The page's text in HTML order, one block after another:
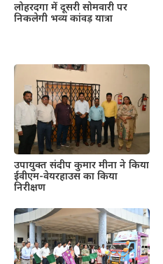
लोहरदगा में दूसरी सोमवारी पर
निकलेगी भव्य कांवड़ यात्रा
उपायुक्त संदीप कुमार मीना ने किया
ईवीएम-वेयरहाउस का किया
निरीक्षण